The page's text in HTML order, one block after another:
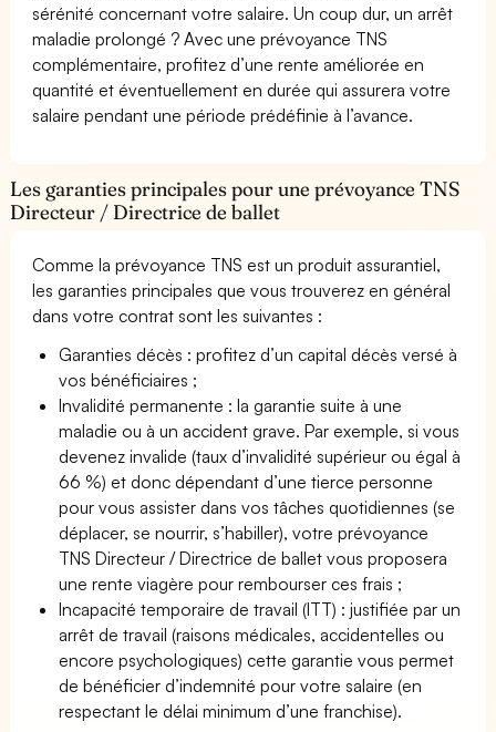
sérénité concernant votre salaire. Un coup dur, un arrêt
maladie prolongé ? Avec une prévoyance TNS
complémentaire, profitez d’une rente améliorée en
quantité et éventuellement en durée qui assurera votre
salaire pendant une période prédéfinie à l’avance.
Les garanties principales pour une prévoyance TNS
Directeur / Directrice de ballet
Comme la prévoyance TNS est un produit assurantiel,
les garanties principales que vous trouverez en général
dans votre contrat sont les suivantes :
Garanties décès : profitez d’un capital décès versé à
vos bénéficiaires ;
Invalidité permanente : la garantie suite à une
maladie ou à un accident grave. Par exemple, si vous
devenez invalide (taux d’invalidité supérieur ou égal à
66 %) et donc dépendant d’une tierce personne
pour vous assister dans vos tâches quotidiennes (se
déplacer, se nourrir, s’habiller), votre prévoyance
TNS Directeur / Directrice de ballet vous proposera
une rente viagère pour rembourser ces frais ;
Incapacité temporaire de travail (ITT) : justifiée par un
arrêt de travail (raisons médicales, accidentelles ou
encore psychologiques) cette garantie vous permet
de bénéficier d’indemnité pour votre salaire (en
respectant le délai minimum d’une franchise).